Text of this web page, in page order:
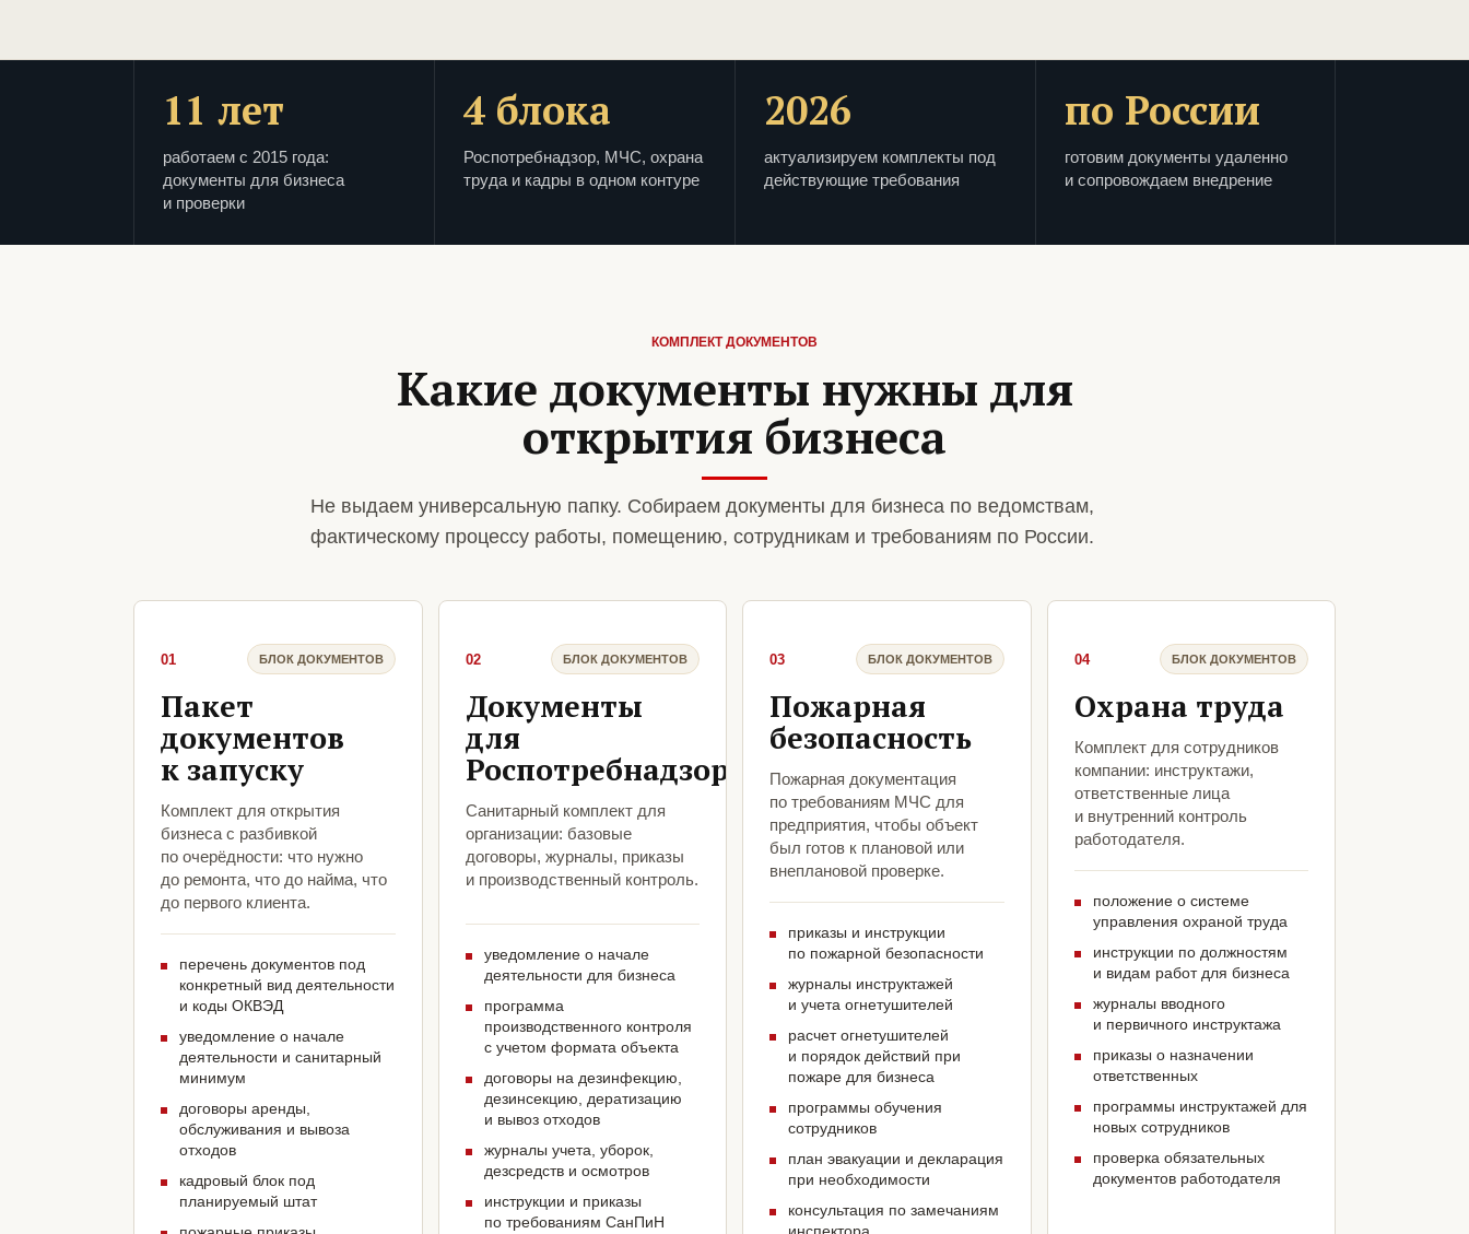
11 лет
работаем с 2015 года:
документы для бизнеса
и проверки
4 блока
Роспотребнадзор, МЧС, охрана
труда и кадры в одном контуре
2026
актуализируем комплекты под
действующие требования
по России
готовим документы удаленно
и сопровождаем внедрение
КОМПЛЕКТ ДОКУМЕНТОВ
Какие документы нужны для
открытия бизнеса
Не выдаем универсальную папку. Собираем документы для бизнеса по ведомствам,
фактическому процессу работы, помещению, сотрудникам и требованиям по России.
01 БЛОК ДОКУМЕНТОВ
Пакет
документов
к запуску
Комплект для открытия
бизнеса с разбивкой
по очерёдности: что нужно
до ремонта, что до найма, что
до первого клиента.
перечень документов под
конкретный вид деятельности
и коды ОКВЭД
уведомление о начале
деятельности и санитарный
минимум
договоры аренды,
обслуживания и вывоза
отходов
кадровый блок под
планируемый штат
02 БЛОК ДОКУМЕНТОВ
Документы
для
Роспотребнадзора
Санитарный комплект для
организации: базовые
договоры, журналы, приказы
и производственный контроль.
уведомление о начале
деятельности для бизнеса
программа
производственного контроля
с учетом формата объекта
договоры на дезинфекцию,
дезинсекцию, дератизацию
и вывоз отходов
журналы учета, уборок,
дезсредств и осмотров
инструкции и приказы
по требованиям СанПиН
03 БЛОК ДОКУМЕНТОВ
Пожарная
безопасность
Пожарная документация
по требованиям МЧС для
предприятия, чтобы объект
был готов к плановой или
внеплановой проверке.
приказы и инструкции
по пожарной безопасности
журналы инструктажей
и учета огнетушителей
расчет огнетушителей
и порядок действий при
пожаре для бизнеса
программы обучения
сотрудников
план эвакуации и декларация
при необходимости
консультация по замечаниям
04 БЛОК ДОКУМЕНТОВ
Охрана труда
Комплект для сотрудников
компании: инструктажи,
ответственные лица
и внутренний контроль
работодателя.
положение о системе
управления охраной труда
инструкции по должностям
и видам работ для бизнеса
журналы вводного
и первичного инструктажа
приказы о назначении
ответственных
программы инструктажей для
новых сотрудников
проверка обязательных
документов работодателя